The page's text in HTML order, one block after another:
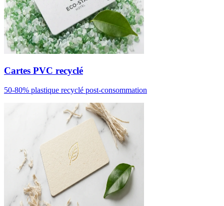
Cartes PVC recyclé
50-80% plastique recyclé post-consommation